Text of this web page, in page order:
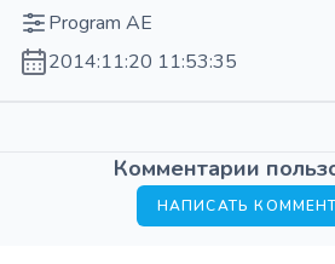
Program AE
2014:11:20 11:53:35
Комментарии
НАПИСАТЬ